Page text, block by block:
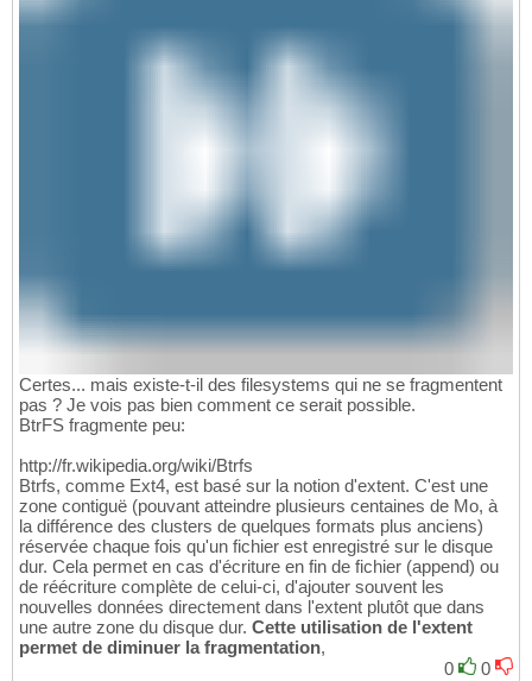
Certes... mais existe-t-il des filesystems qui ne se fragmentent
pas ? Je vois pas bien comment ce serait possible.
BtrFS fragmente peu:
http://fr.wikipedia.org/wiki/Btrfs
Btrfs, comme Ext4, est basé sur la notion d'extent. C'est une
zone contiguë (pouvant atteindre plusieurs centaines de Mo, à
la différence des clusters de quelques formats plus anciens)
réservée chaque fois qu'un fichier est enregistré sur le disque
dur. Cela permet en cas d'écriture en fin de fichier (append) ou
de réécriture complète de celui-ci, d'ajouter souvent les
nouvelles données directement dans l'extent plutôt que dans
une autre zone du disque dur. Cette utilisation de l'extent
permet de diminuer la fragmentation,
0
0